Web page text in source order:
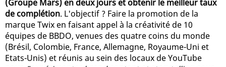
(Groupe Mars) en deux jours et obtenir le meilleur taux
de complétion. L'objectif ? Faire la promotion de la
marque Twix en faisant appel à la créativité de 10
équipes de BBDO, venues des quatre coins du monde
(Brésil, Colombie, France, Allemagne, Royaume-Uni et
Etats-Unis) et réunis au sein des locaux de YouTube